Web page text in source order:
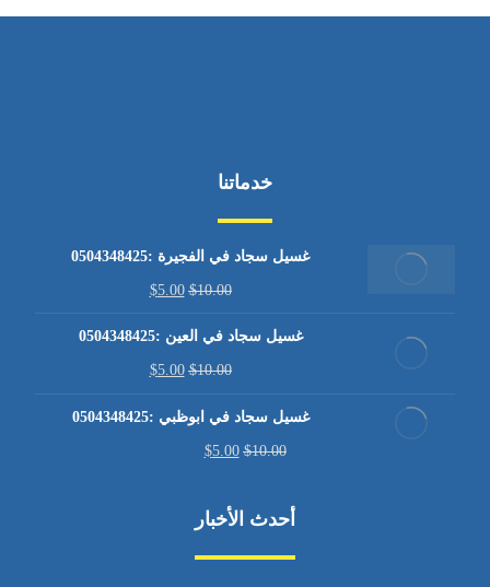
خدماتنا
غسيل سجاد في الفجيرة :0504348425
$10.00
$5.00
غسيل سجاد في العين :0504348425
$10.00
$5.00
غسيل سجاد في ابوظبي :0504348425
$10.00
$5.00
أحدث الأخبار